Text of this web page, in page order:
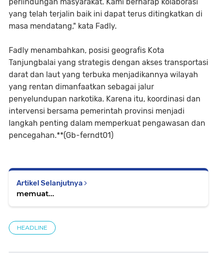
yang telah terjalin baik ini dapat terus ditingkatkan di
masa mendatang," kata Fadly.
Fadly menambahkan, posisi geografis Kota
Tanjungbalai yang strategis dengan akses transportasi
darat dan laut yang terbuka menjadikannya wilayah
yang rentan dimanfaatkan sebagai jalur
penyelundupan narkotika. Karena itu, koordinasi dan
intervensi bersama pemerintah provinsi menjadi
langkah penting dalam memperkuat pengawasan dan
pencegahan.**(Gb-ferndt01)
Artikel Selanjutnya
memuat...
HEADLINE